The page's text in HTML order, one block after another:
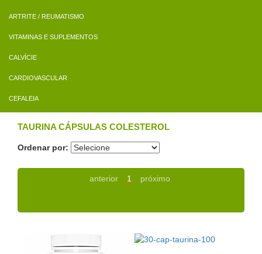
ARTRITE / REUMATISMO
VITAMINAS E SUPLEMENTOS
CALVÍCIE
CARDIOVASCULAR
CEFALEIA
TAURINA CÁPSULAS COLESTEROL
Ordenar por:
anterior 1 próximo